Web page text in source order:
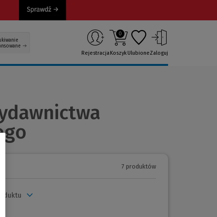
Rejestracja
0
KoszykUlubioneZaloguj
7 produktów